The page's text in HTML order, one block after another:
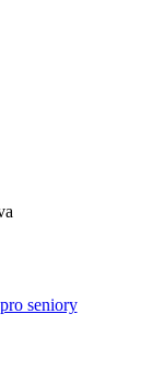
seniory